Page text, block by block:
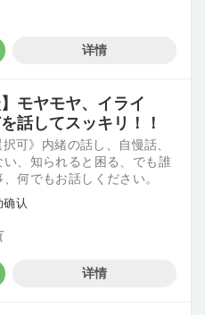
详情
モヤモヤ、イライ
話してスッキリ！！
可》内緒の話し、自慢話、
、知られると困る、でも誰
何でもお話しください。
确认
详情